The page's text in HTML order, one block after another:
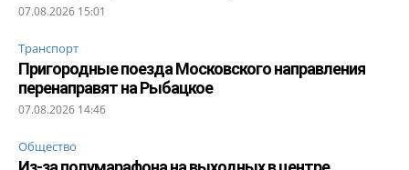
07.08.2026 15:01
Транспорт
Пригородные поезда Московского направления
перенаправят на Рыбацкое
07.08.2026 14:46
Общество